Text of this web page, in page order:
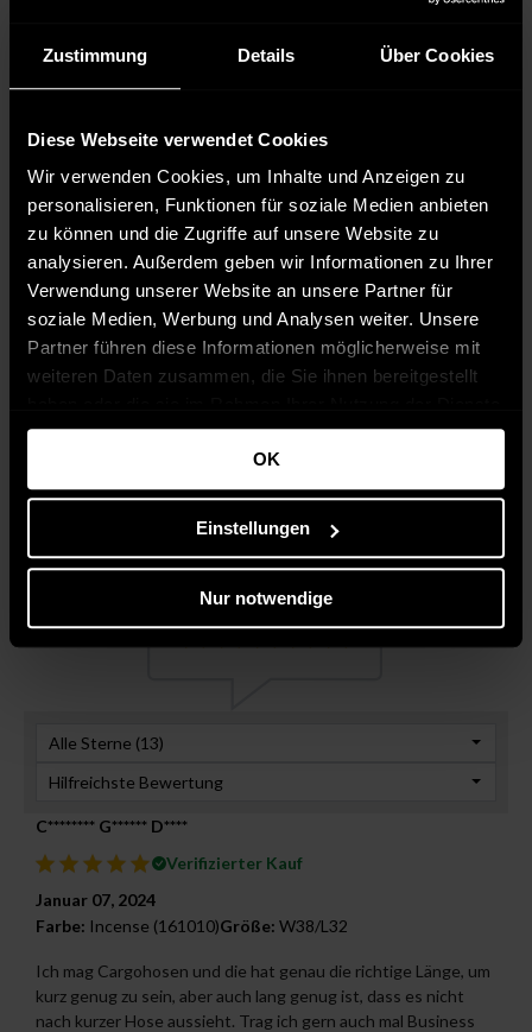
Zustimmung Details Über Cookies
Diese Webseite verwendet Cookies
Wir verwenden Cookies, um Inhalte und Anzeigen zu
personalisieren, Funktionen für soziale Medien anbieten
zu können und die Zugriffe auf unsere Website zu
analysieren. Außerdem geben wir Informationen zu Ihrer
Verwendung unserer Website an unsere Partner für
soziale Medien, Werbung und Analysen weiter. Unsere
Partner führen diese Informationen möglicherweise mit
weiteren Daten zusammen, die Sie ihnen bereitgestellt
gesammelt haben.
OK
Einstellungen
Nur notwendige
Kundenbewertungen
Bewertungen?
Sternebewertung
4,9
Alle Sterne (13)
Hilfreichste Bewertung
C******** G****** D****
Verifizierter Kauf
Januar 07, 2024
Farbe: Incense (161010)Größe:W38/L32
Ich mag Cargohosen und die hat genau die richtige Länge, um
kurz genug zu sein, aber auch lang genug ist, dass es nicht
nach kurzer Hose aussieht. Trag ich gern auch mal Business